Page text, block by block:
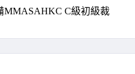
MMASAHKC C級初級裁